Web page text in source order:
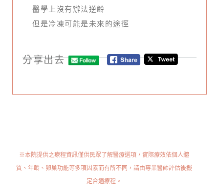
醫學上沒有辦法逆齡
但是冷凍可能是未來的途徑
分享出去
※本院提供之療程資訊僅供民眾了解醫療選項，實際療效依個人體
質、年齡、卵巢功能等多項因素而有所不同，請由專業醫師評估後擬
定合適療程。